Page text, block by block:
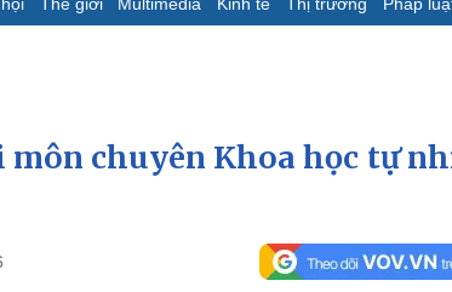
Dấu ấn VOV
Thể thao
môn chuyên Khoa học tự